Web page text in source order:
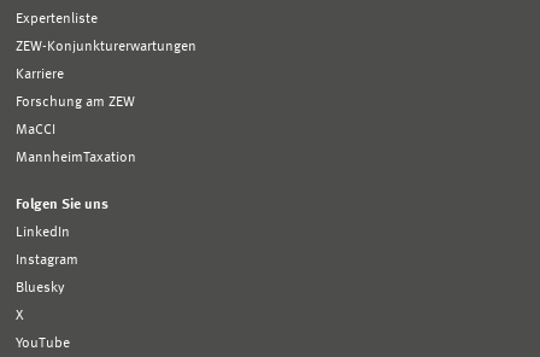
Expertenliste
ZEW-Konjunkturerwartungen
Karriere
Forschung am ZEW
MaCCI
MannheimTaxation
Folgen Sie uns
LinkedIn
Instagram
Bluesky
X
YouTube